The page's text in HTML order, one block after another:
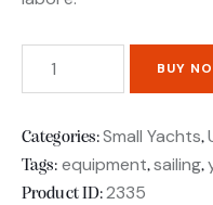
BUY
Categories:Small Yachts,
Tags: equipment,sailing,
Product ID:2335